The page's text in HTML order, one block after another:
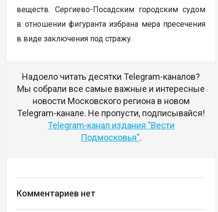
веществ. Сергиево-Посадским городским судом
в отношении фигуранта избрана мера пресечения
в виде заключения под стражу.
Надоело читать десятки Telegram-каналов?
Мы собрали все самые важные и интересные
новости Московского региона в новом
Telegram-канале. Не пропусти, подписывайся!
Telegram-канал издания "Вести
Подмосковья".
Комментариев нет